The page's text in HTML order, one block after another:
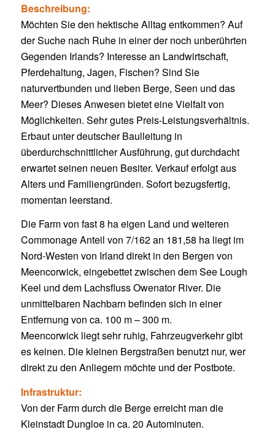
Beschreibung:
Möchten Sie den hektische Alltag entkommen? Auf
der Suche nach Ruhe in einer der noch unberührten
Gegenden Irlands? Interesse an Landwirtschaft,
Pferdehaltung, Jagen, Fischen? Sind Sie
naturvertbunden und lieben Berge, Seen und das
Meer? Dieses Anwesen bietet eine Vielfalt von
Möglichkeiten. Sehr gutes Preis-Leistungsverhältnis.
Erbaut unter deutscher Baulleitung in
überdurchschnittlicher Ausführung, gut durchdacht
erwartet seinen neuen Besiter. Verkauf erfolgt aus
Alters und Familiengründen. Sofort bezugsfertig,
momentan leerstand.
Die Farm von fast 8 ha eigen Land und weiteren
Commonage Anteil von 7/162 an 181,58 ha liegt im
Nord-Westen von Irland direkt in den Bergen von
Meencorwick, eingebettet zwischen dem See Lough
Keel und dem Lachsfluss Owenator River. Die
unmittelbaren Nachbarn befinden sich in einer
Entfernung von ca. 100 m – 300 m.
Meencorwick liegt sehr ruhig, Fahrzeugverkehr gibt
es keinen. Die kleinen Bergstraßen benutzt nur, wer
direkt zu den Anliegern möchte und der Postbote.
Infrastruktur:
Von der Farm durch die Berge erreicht man die
Kleinstadt Dungloe in ca. 20 Autominuten.